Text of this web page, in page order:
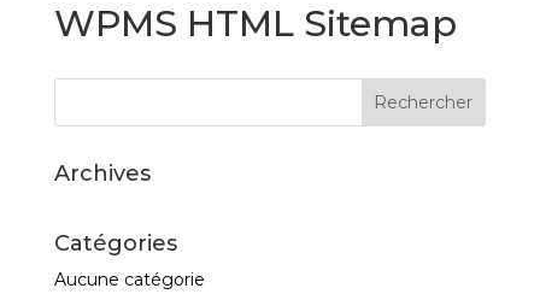
WPMS HTML Sitemap
Archives
Catégories
Aucune catégorie